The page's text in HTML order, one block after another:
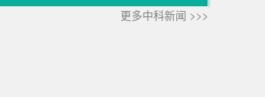
o the enterprises.
产业上涉及智能手机、移动终端、机器人、智能
制造、电子、通讯、软件、电器、机械、新材料
stry Association
更多中科新闻 >>>